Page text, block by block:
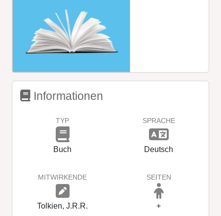
Informationen
TYP
Buch
SPRACHE
Deutsch
MITWIRKENDE
Tolkien, J.R.R.
SEITEN
+